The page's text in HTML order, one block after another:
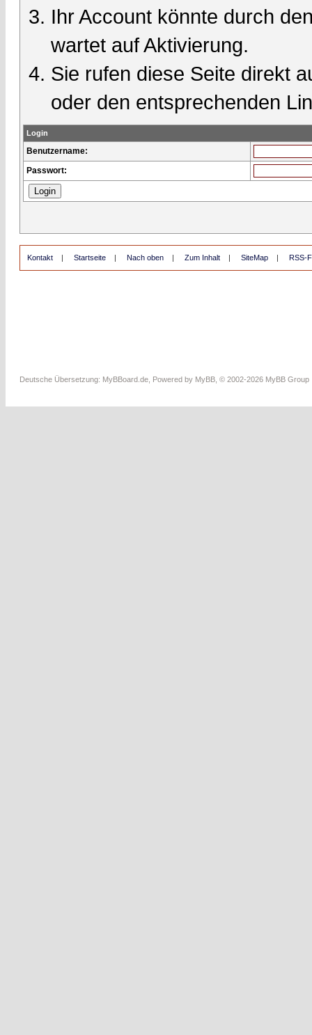
Ihr Account könnte durch
wartet auf Aktivierung.
Sie rufen diese Seite direkt
oder den entsprechenden
Login
Benutzername:
Passwort:
Kontakt | Startseite | Nach oben | Zum Inhalt | SiteMap | RSS-
Deutsche Übersetzung: MyBBoard.de , Powered by MyBB , © 2002-2026 MyBB Group